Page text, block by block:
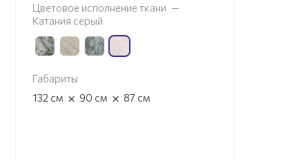
Цветовое исполнение ткани —
Катания серый
Габариты
132 см × 90 см × 87 см